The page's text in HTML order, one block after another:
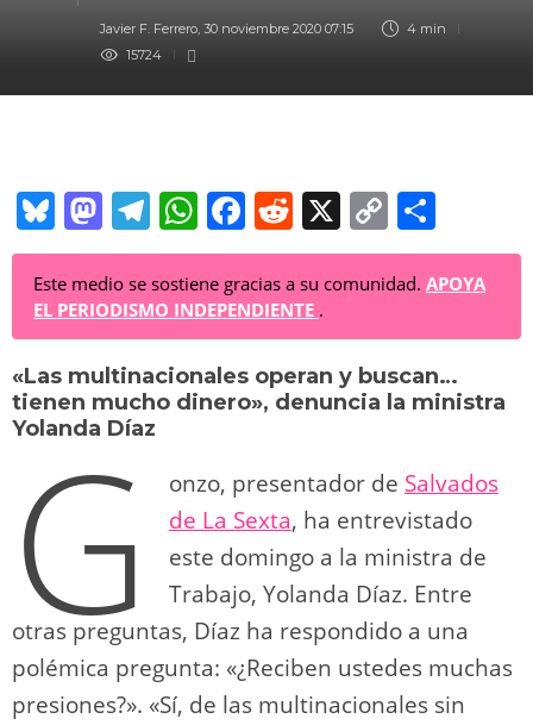
Javier F. Ferrero, 30 noviembre 2020 07:15
4 min
15724
Bl
u
e
sk
y
M
a
st
o
d
o
n
T
el
e
gr
a
m
W
h
at
s
A
p
F
a
c
e
b
o
k
R
e
d
di
t
X
C
o
p
y
Li
n
k
o
m
p
ar
tir
Este medio se sostiene gracias a su comunidad. APOYA
EL PERIODISMO INDEPENDIENTE .
«Las multinacionales operan y buscan…
tienen mucho dinero», denuncia la ministra
Yolanda Díaz
G onzo, presentador de Salvados
de La Sexta, ha entrevistado
este domingo a la ministra de
Trabajo, Yolanda Díaz. Entre
otras preguntas, Díaz ha respondido a una
polémica pregunta: «¿Reciben ustedes muchas
presiones?». «Sí, de las multinacionales sin